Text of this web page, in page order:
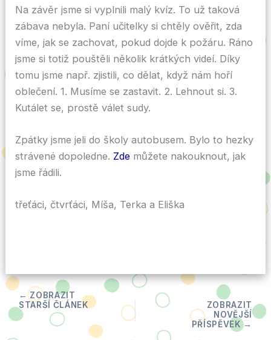
Na závěr jsme si vyplnili malý kvíz. To už taková
zábava nebyla. Paní učitelky si chtěly ověřit, zda
víme, jak se zachovat, pokud dojde k požáru. Ráno
jsme si totiž pouštěli několik krátkých videí. Díky
tomu jsme např. zjistili, co dělat, když nám hoří
oblečení. 1. Musíme se zastavit. 2. Lehnout si. 3.
Kutálet se, prostě válet sudy.
Zpátky jsme jeli do školy autobusem. Bylo to hezky
strávené dopoledne. Zde můžete nakouknout, jak
jsme řádili.
třeťáci, čtvrťáci, Míša, Terka a Eliška